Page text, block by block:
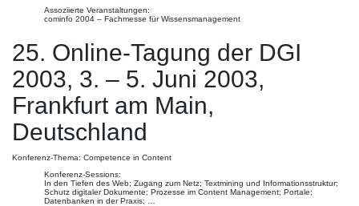
Assoziierte Veranstaltungen:
cominfo 2004 – Fachmesse für Wissensmanagement
25. Online-Tagung der DGI
2003, 3. – 5. Juni 2003,
Frankfurt am Main,
Deutschland
Konferenz-Thema: Competence in Content
Konferenz-Sessions:
In den Tiefen des Web; Zugang zum Netz; Textmining und Informationsstruktur;
Schutz digitaler Dokumente; Prozesse im Content Management; Portale;
Datenbanken in der Praxis; …